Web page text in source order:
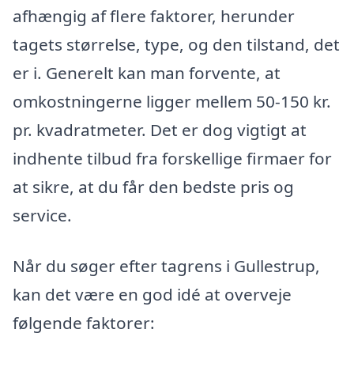
afhængig af flere faktorer, herunder
tagets størrelse, type, og den tilstand, det
er i. Generelt kan man forvente, at
omkostningerne ligger mellem 50-150 kr.
pr. kvadratmeter. Det er dog vigtigt at
indhente tilbud fra forskellige firmaer for
at sikre, at du får den bedste pris og
service.
Når du søger efter tagrens i Gullestrup,
kan det være en god idé at overveje
følgende faktorer: